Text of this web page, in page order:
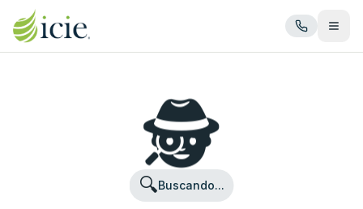
Abrir
🕵️
🔍Buscando...